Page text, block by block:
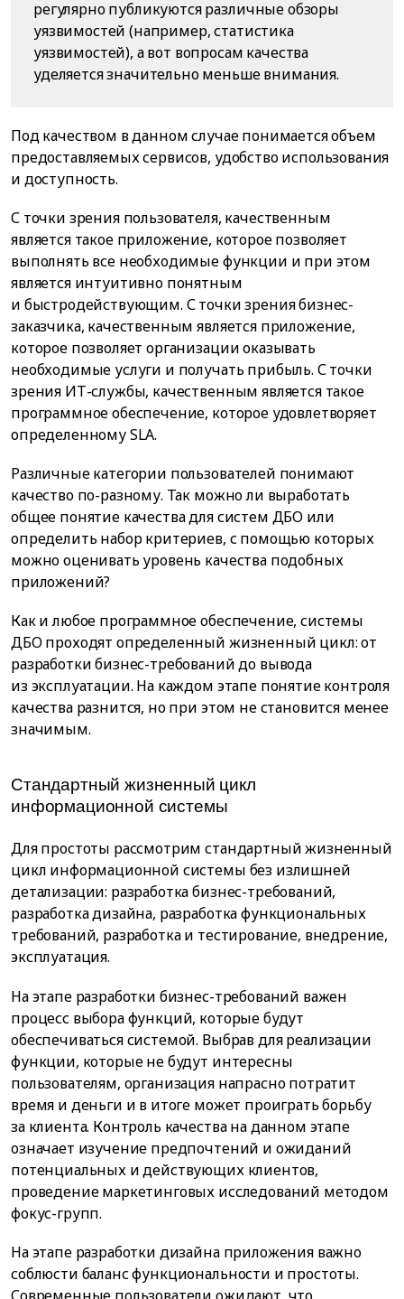
регулярно публикуются различные обзоры
уязвимостей (например, статистика
уязвимостей), а вот вопросам качества
уделяется значительно меньше внимания.
Под качеством в данном случае понимается объем
предоставляемых сервисов, удобство использования
и доступность.
С точки зрения пользователя, качественным
является такое приложение, которое позволяет
выполнять все необходимые функции и при этом
является интуитивно понятным
и быстродействующим. С точки зрения бизнес-
заказчика, качественным является приложение,
которое позволяет организации оказывать
необходимые услуги и получать прибыль. С точки
зрения ИТ-службы, качественным является такое
программное обеспечение, которое удовлетворяет
определенному SLA.
Различные категории пользователей понимают
качество по-разному. Так можно ли выработать
общее понятие качества для систем ДБО или
определить набор критериев, с помощью которых
можно оценивать уровень качества подобных
приложений?
Как и любое программное обеспечение, системы
ДБО проходят определенный жизненный цикл: от
разработки бизнес-требований до вывода
из эксплуатации. На каждом этапе понятие контроля
качества разнится, но при этом не становится менее
значимым.
Стандартный жизненный цикл
информационной системы
Для простоты рассмотрим стандартный жизненный
цикл информационной системы без излишней
детализации: разработка бизнес-требований,
разработка дизайна, разработка функциональных
требований, разработка и тестирование, внедрение,
эксплуатация.
На этапе разработки бизнес-требований важен
процесс выбора функций, которые будут
обеспечиваться системой. Выбрав для реализации
функции, которые не будут интересны
пользователям, организация напрасно потратит
время и деньги и в итоге может проиграть борьбу
за клиента. Контроль качества на данном этапе
означает изучение предпочтений и ожиданий
потенциальных и действующих клиентов,
проведение маркетинговых исследований методом
фокус-групп.
На этапе разработки дизайна приложения важно
соблюсти баланс функциональности и простоты.